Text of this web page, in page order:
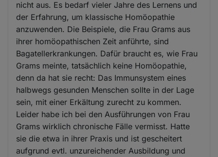
nicht aus. Es bedarf vieler Jahre des Lernens und
der Erfahrung, um klassische Homöopathie
anzuwenden. Die Beispiele, die Frau Grams aus
ihrer homöopathischen Zeit anführte, sind
Bagatellerkrankungen. Dafür braucht es, wie Frau
Grams meinte, tatsächlich keine Homöopathie,
denn da hat sie recht: Das Immunsystem eines
halbwegs gesunden Menschen sollte in der Lage
sein, mit einer Erkältung zurecht zu kommen.
Leider habe ich bei den Ausführungen von Frau
Grams wirklich chronische Fälle vermisst. Hatte
sie die etwa in ihrer Praxis und ist gescheitert
aufgrund evtl. unzureichender Ausbildung und